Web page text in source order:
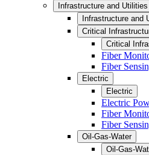
Infrastructure and Utilities
Infrastructure and
Critical
Critical
Fiber
Fiber
Electric
Electric
Electric
Fiber
Fiber
Oil-Gas-Water
Oil-Gas-